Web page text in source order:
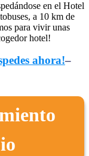
en el Hotel
a 10 km de
para vivir unas
hotel!
ahora!–